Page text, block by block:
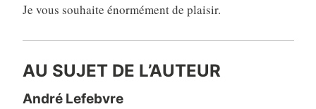
Je vous souhaite énormément de plaisir.
AU SUJET DE L’AUTEUR
André Lefebvre